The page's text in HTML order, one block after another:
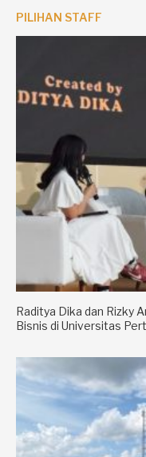
PILIHAN STAFF
Raditya Dika dan Rizky
Bisnis di Universitas